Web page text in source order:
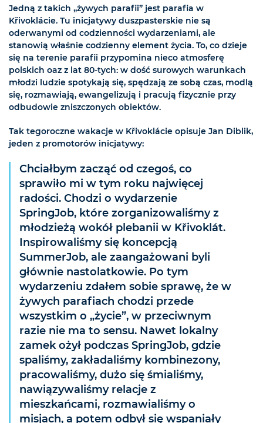
Jedną z takich „żywych parafii” jest parafia w
Křivoklácie. Tu inicjatywy duszpasterskie nie są
oderwanymi od codzienności wydarzeniami, ale
stanowią właśnie codzienny element życia. To, co dzieje
się na terenie parafii przypomina nieco atmosferę
polskich oaz z lat 80-tych: w dość surowych warunkach
młodzi ludzie spotykają się, spędzają ze sobą czas, modlą
się, rozmawiają, ewangelizują i pracują fizycznie przy
odbudowie zniszczonych obiektów.
Tak tegoroczne wakacje w Křivoklácie opisuje Jan Diblik,
jeden z promotorów inicjatywy:
Chciałbym zacząć od czegoś, co
sprawiło mi w tym roku najwięcej
radości. Chodzi o wydarzenie
SpringJob, które zorganizowaliśmy z
młodzieżą wokół plebanii w Křivoklát.
Inspirowaliśmy się koncepcją
SummerJob, ale zaangażowani byli
głównie nastolatkowie. Po tym
wydarzeniu zdałem sobie sprawę, że w
żywych parafiach chodzi przede
wszystkim o „życie”, w przeciwnym
razie nie ma to sensu. Nawet lokalny
zamek ożył podczas SpringJob, gdzie
spaliśmy, zakładaliśmy kombinezony,
pracowaliśmy, dużo się śmialiśmy,
nawiązywaliśmy relacje z
mieszkańcami, rozmawialiśmy o
misjach, a potem odbył się wspaniały